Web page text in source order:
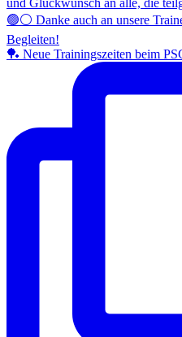
🏓 Neue Trainingszeiten beim